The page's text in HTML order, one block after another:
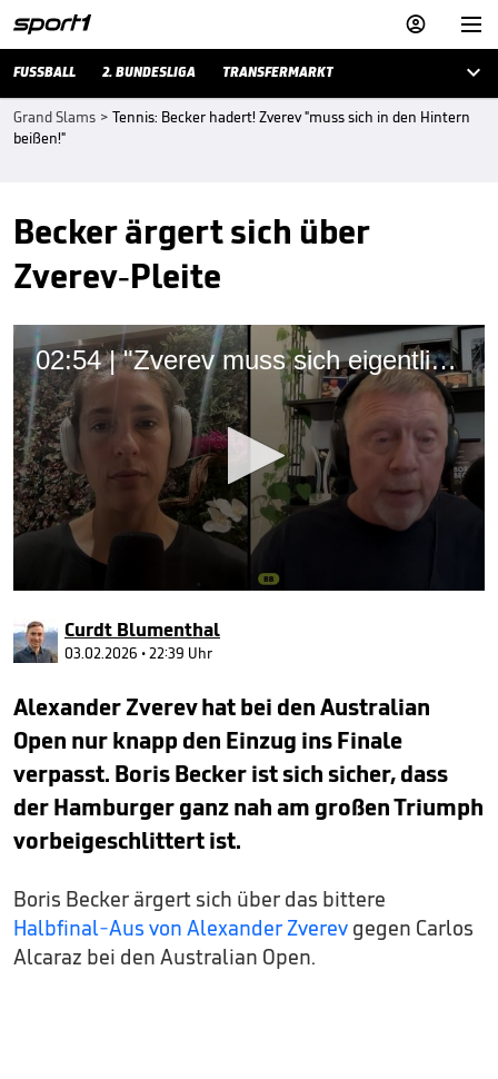


FUSSBALL 2. BUNDESLIGA TRANSFERMARKT 
Grand Slams > Tennis: Becker hadert! Zverev "muss sich in den Hintern
beißen!"
Becker ärgert sich über
Zverev-Pleite
02:54 | "Zverev muss sich eigentlich in den Hintern beißen"
of
2
minutes,
seconds
Curdt Blumenthal
03.02.2026 • 22:39 Uhr
Alexander Zverev hat bei den Australian
Open nur knapp den Einzug ins Finale
verpasst. Boris Becker ist sich sicher, dass
der Hamburger ganz nah am großen Triumph
vorbeigeschlittert ist.
Boris Becker ärgert sich über das bittere
Halbfinal-Aus von Alexander Zverev gegen Carlos
Alcaraz bei den Australian Open.